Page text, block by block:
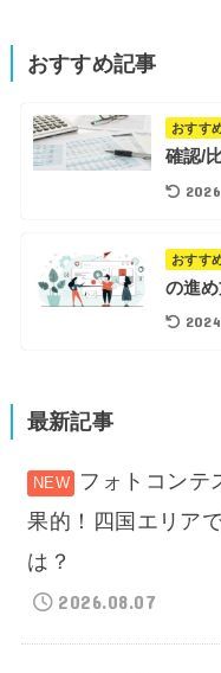
おすすめ記事
おすす
確認/
おすす
の進
最新記事
フォトコンテ
果的！四国エリア
は？
2026.08.07